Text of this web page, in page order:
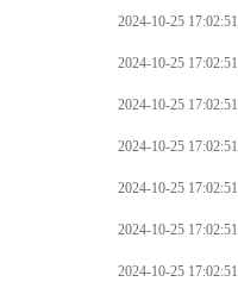
+
2024-10-25 17:02:51
2024-10-25 17:02:51
2024-10-25 17:02:51
2024-10-25 17:02:51
2024-10-25 17:02:51
2024-10-25 17:02:51
2024-10-25 17:02:51